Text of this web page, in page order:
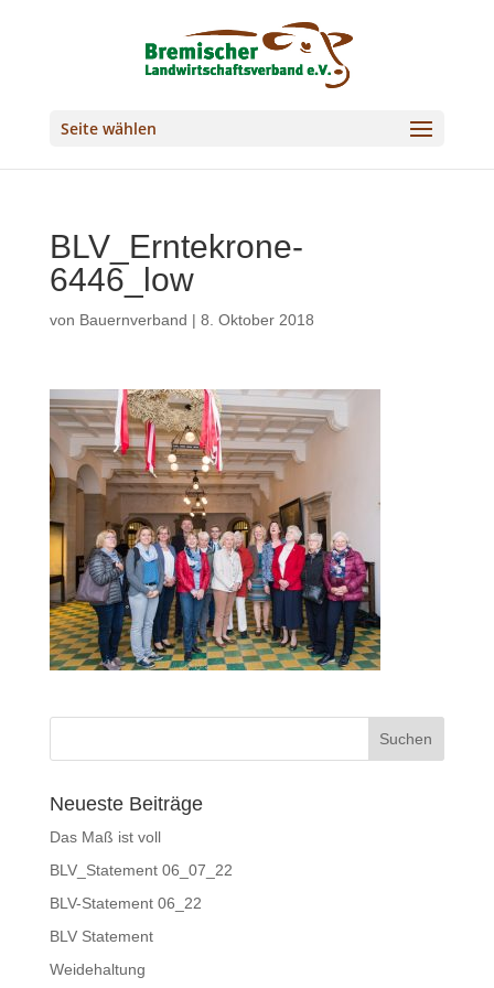
Seite wählen
BLV_Erntekrone-
6446_low
von Bauernverband | 8. Oktober 2018
Neueste Beiträge
Das Maß ist voll
BLV_Statement 06_07_22
BLV-Statement 06_22
BLV Statement
Weidehaltung